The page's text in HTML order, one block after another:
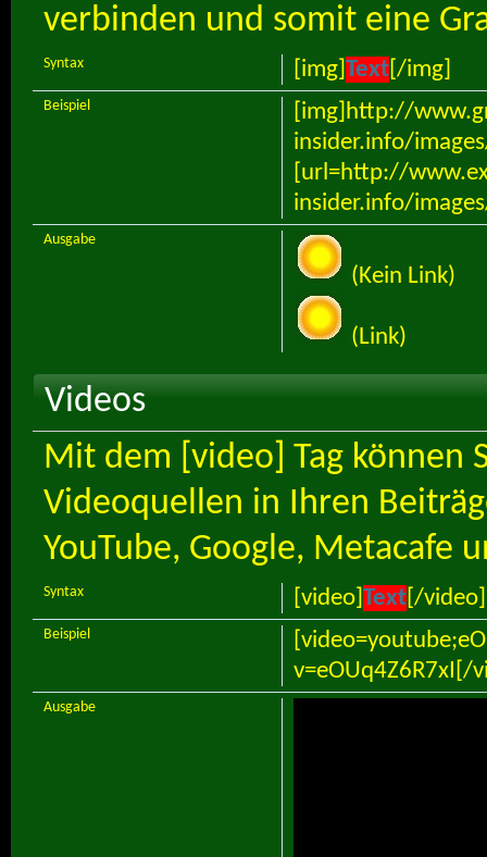
verbinden und somit eine
[img] Text[/img]
Syntax
[img]http://
insider.info/
[url=http://
insider.info/
Beispiel
(Kein Link)
(Link)
Ausgabe
Videos
Mit dem [video] Tag können
Videoquellen in Ihren
YouTube, Google, Metacafe
[video] Text[/video]
Syntax
v=eOUq4Z6R7xI[/
Beispiel
Ausgabe